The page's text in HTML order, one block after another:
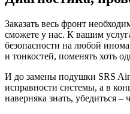
Заказать весь фронт
сможете у нас. К вашим
безопасности на любой
и тонкостей, поменять хоть
И до замены подушки SRS
исправности системы, а в
наверняка знать, убедиться